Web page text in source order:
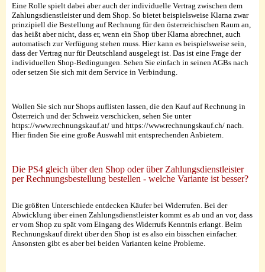
Eine Rolle spielt dabei aber auch der individuelle Vertrag zwischen dem
Zahlungsdienstleister und dem Shop. So bietet beispielsweise Klarna zwar
prinzipiell die Bestellung auf Rechnung für den österreichischen Raum an,
das heißt aber nicht, dass er, wenn ein Shop über Klarna abrechnet, auch
automatisch zur Verfügung stehen muss. Hier kann es beispielsweise sein,
dass der Vertrag nur für Deutschland ausgelegt ist. Das ist eine Frage der
individuellen Shop-Bedingungen. Sehen Sie einfach in seinen AGBs nach
oder setzen Sie sich mit dem Service in Verbindung.
Wollen Sie sich nur Shops auflisten lassen, die den Kauf auf Rechnung in
Österreich und der Schweiz verschicken, sehen Sie unter
https://www.rechnungskauf.at/ und https://www.rechnungskauf.ch/ nach.
Hier finden Sie eine große Auswahl mit entsprechenden Anbietern.
Die PS4 gleich über den Shop oder über Zahlungsdienstleister
per Rechnungsbestellung bestellen - welche Variante ist besser?
Die größten Unterschiede entdecken Käufer bei Widerrufen. Bei der
Abwicklung über einen Zahlungsdienstleister kommt es ab und an vor, dass
er vom Shop zu spät vom Eingang des Widerrufs Kenntnis erlangt. Beim
Rechnungskauf direkt über den Shop ist es also ein bisschen einfacher.
Ansonsten gibt es aber bei beiden Varianten keine Probleme.